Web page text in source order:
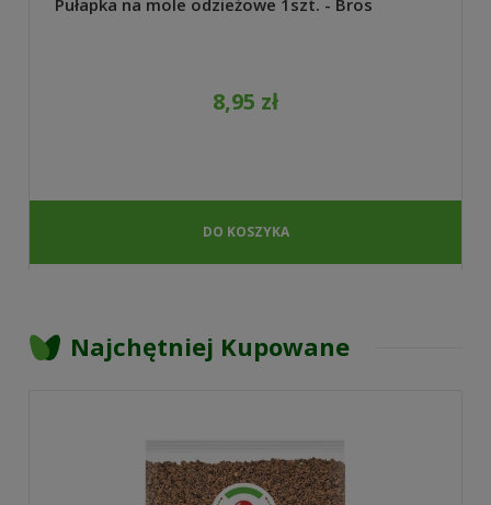
8,95 zł
DO KOSZYKA
Najchętniej Kupowane